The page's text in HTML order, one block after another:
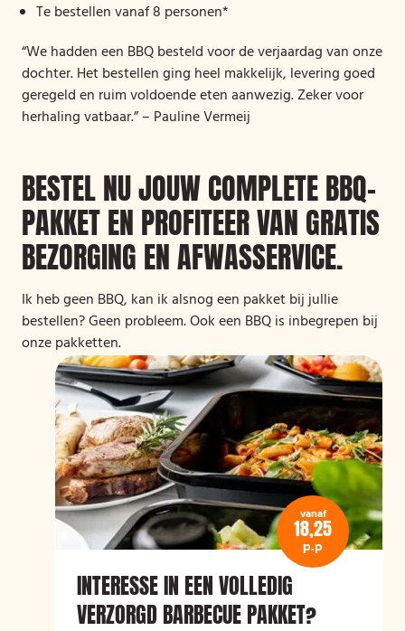
Te bestellen vanaf 8 personen*
“We hadden een BBQ besteld voor de verjaardag van onze
dochter. Het bestellen ging heel makkelijk, levering goed
geregeld en ruim voldoende eten aanwezig. Zeker voor
herhaling vatbaar.” – Pauline Vermeij
BESTEL NU JOUW COMPLETE BBQ-
PAKKET EN PROFITEER VAN GRATIS
BEZORGING EN AFWASSERVICE.
Ik heb geen BBQ, kan ik alsnog een pakket bij jullie
bestellen? Geen probleem. Ook een BBQ is inbegrepen bij
onze pakketten.
vanaf
18,25
p.p
INTERESSE IN EEN VOLLEDIG
VERZORGD BARBECUE PAKKET?